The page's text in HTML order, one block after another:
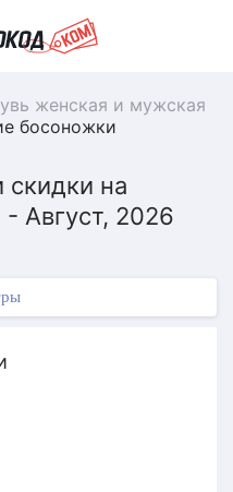
женская и мужская
босоножки
на
Август, 2026